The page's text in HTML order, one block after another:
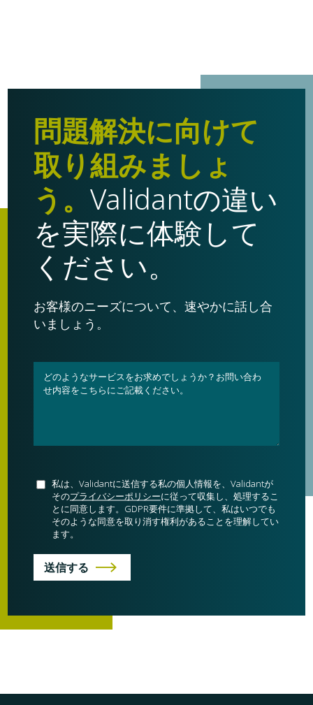
問題解決に向けて
取り組みましょ
う。 Validantの違い
を実際に体験して
ください。
お客様のニーズについて、速やかに話し合
いましょう。
私は、Validantに送信する私の個人情報を、Validantが
そのプライバシーポリシーに従って収集し、処理するこ
とに同意します。GDPR要件に準拠して、私はいつでも
そのような同意を取り消す権利があることを理解してい
ます。